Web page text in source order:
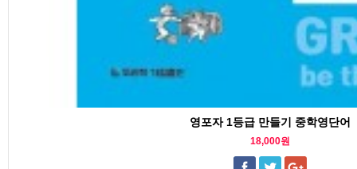
영포자 1등급 만들기 중학영단어
18,000원